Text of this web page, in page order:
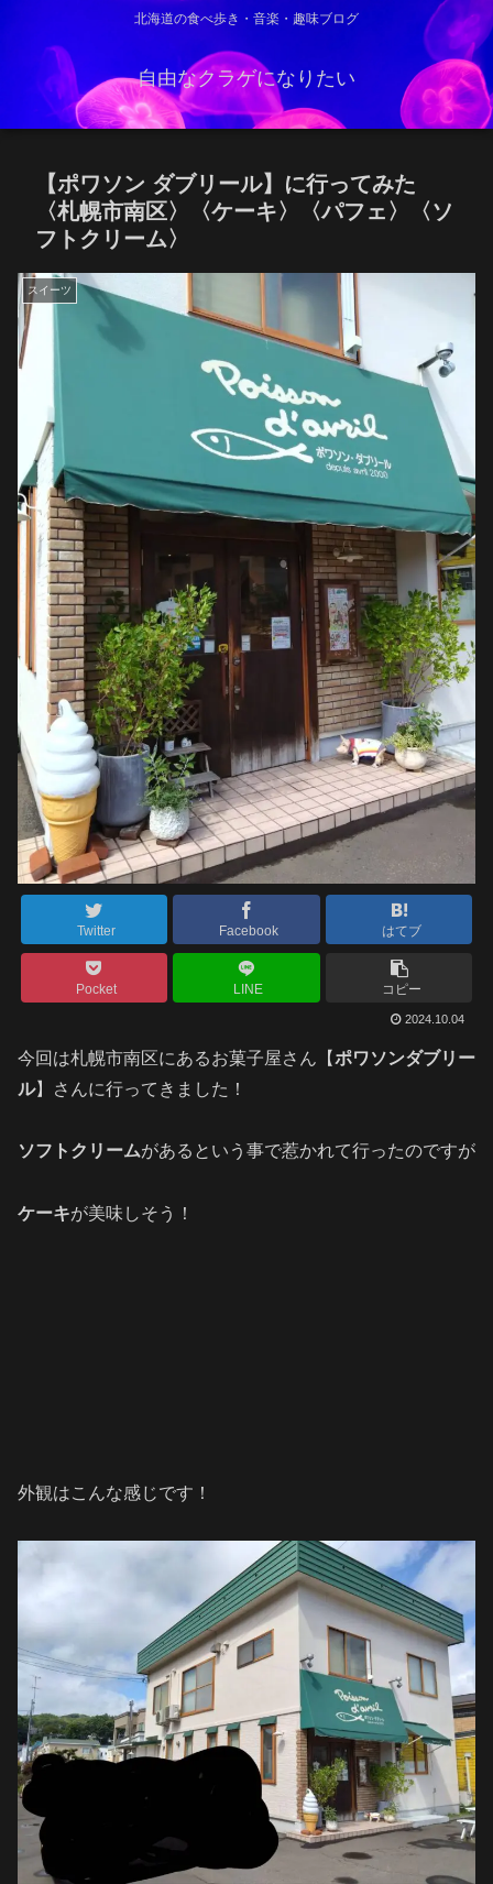
北海道の食べ歩き・音楽・趣味ブログ
自由なクラゲになりたい
【ポワソン ダブリール】に行ってみた
〈札幌市南区〉〈ケーキ〉〈パフェ〉〈ソ
フトクリーム〉
スイーツ
Twitter Facebook はてブ
Pocket LINE コピー
2024.10.04
今回は札幌市南区にあるお菓子屋さん【ポワソンダブリー
ル】さんに行ってきました！
ソフトクリームがあるという事で惹かれて行ったのですが
ケーキが美味しそう！
外観はこんな感じです！